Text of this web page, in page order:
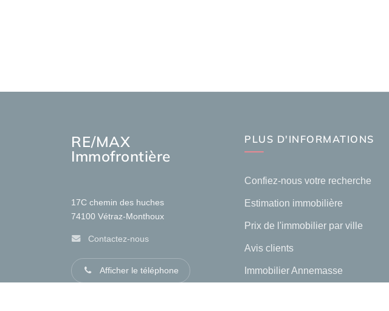
RE/MAX
Immofrontière
17C chemin des huches
74100 Vétraz-Monthoux
Contactez-nous
Afficher le téléphone
PLUS D'INFORMATIONS
Confiez-nous votre recherche
Estimation immobilière
Prix de l'immobilier par ville
Avis clients
Immobilier Annemasse